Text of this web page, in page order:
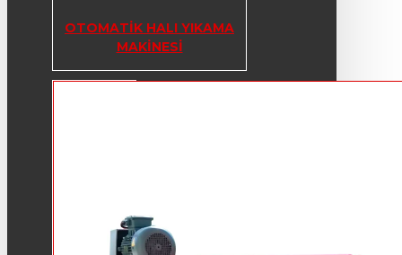
OTOMATIK HALI YIKAMA
MAKINESI